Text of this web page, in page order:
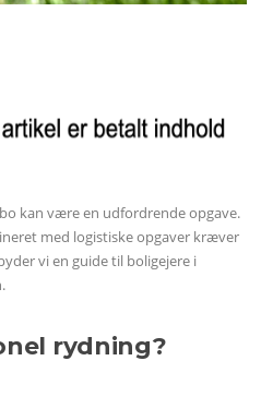
kan være en udfordrende opgave.
med logistiske opgaver kræver
vi en guide til boligejere i
rydning?